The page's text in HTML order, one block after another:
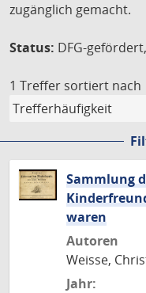
zugänglich gemacht.
Status: DFG-
1 Treffer sortiert nach
Sammlung
waren
Autoren
Weisse,
Jahr: